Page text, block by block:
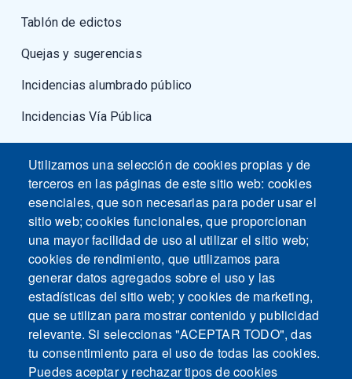
Tablón de edictos
Quejas y sugerencias
Incidencias alumbrado público
Incidencias Vía Pública
Fuerzas armadas
Utilizamos una selección de cookies propias y de
terceros en las páginas de este sitio web: cookies
esenciales, que son necesarias para poder usar el
sitio web; cookies funcionales, que proporcionan
una mayor facilidad de uso al utilizar el sitio web;
cookies de rendimiento, que utilizamos para
generar datos agregados sobre el uso y las
estadísticas del sitio web; y cookies de marketing,
que se utilizan para mostrar contenido y publicidad
relevante. Si seleccionas "ACEPTAR TODO", das
tu consentimiento para el uso de todas las cookies.
Puedes aceptar y rechazar tipos de cookies